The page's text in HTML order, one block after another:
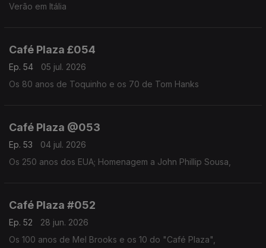
Verão em Itália
Café Plaza £054
Ep. 54
05 jul. 2026
Os 80 anos de Toquinho e os 70 de Tom Hanks
Café Plaza @053
Ep. 53
04 jul. 2026
Os 250 anos dos EUA; Homenagem a John Phillip Sousa,
Café Plaza #052
Ep. 52
28 jun. 2026
Os 100 anos de Mel Brooks e os 10 do "Café Plaza",